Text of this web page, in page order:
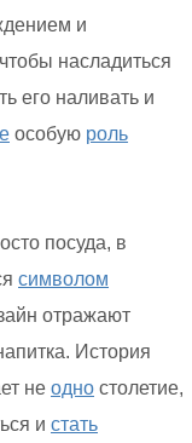
и
насладиться
его наливать и
особую роль
посуда, в
символом
отражают
История
не одно столетие,
и стать